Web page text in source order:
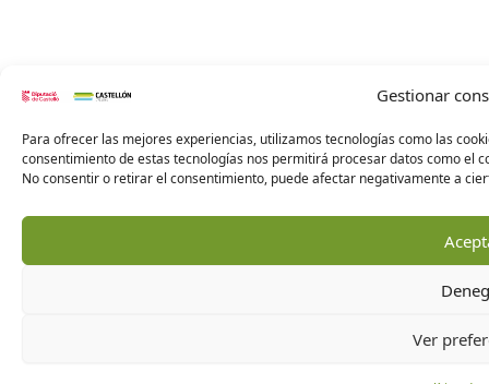
Gestionar
Para ofrecer las mejores experiencias, utilizamos tecnologías como las
consentimiento de estas tecnologías nos permitirá procesar datos como el
No consentir o retirar el consentimiento, puede afectar negativamente a
Ver